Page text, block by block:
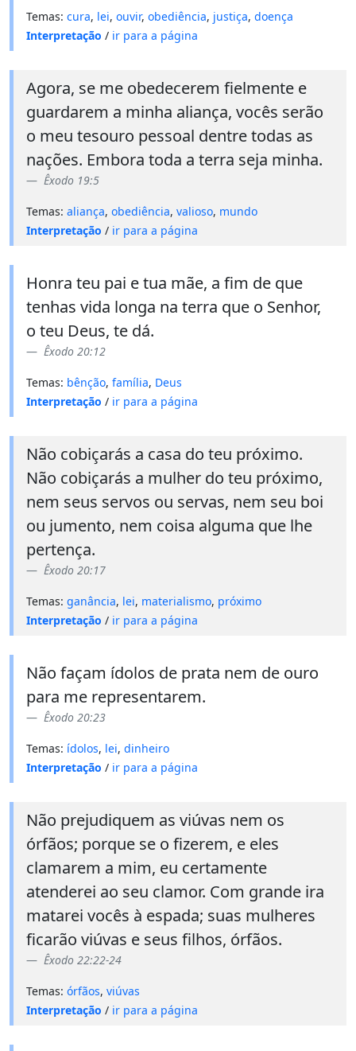
Temas: cura, lei, ouvir, obediência, justiça, doença
Interpretação / ir para a página
Agora, se me obedecerem fielmente e
guardarem a minha aliança, vocês serão
o meu tesouro pessoal dentre todas as
nações. Embora toda a terra seja minha.
Êxodo 19:5
Temas: aliança, obediência, valioso, mundo
Interpretação / ir para a página
Honra teu pai e tua mãe, a fim de que
tenhas vida longa na terra que o Senhor,
o teu Deus, te dá.
Êxodo 20:12
Temas: bênção, família, Deus
Interpretação / ir para a página
Não cobiçarás a casa do teu próximo.
Não cobiçarás a mulher do teu próximo,
nem seus servos ou servas, nem seu boi
ou jumento, nem coisa alguma que lhe
pertença.
Êxodo 20:17
Temas: ganância, lei, materialismo, próximo
Interpretação / ir para a página
Não façam ídolos de prata nem de ouro
para me representarem.
Êxodo 20:23
Temas: ídolos, lei, dinheiro
Interpretação / ir para a página
Não prejudiquem as viúvas nem os
órfãos; porque se o fizerem, e eles
clamarem a mim, eu certamente
atenderei ao seu clamor. Com grande ira
matarei vocês à espada; suas mulheres
ficarão viúvas e seus filhos, órfãos.
Êxodo 22:22-24
Temas: órfãos, viúvas
Interpretação / ir para a página